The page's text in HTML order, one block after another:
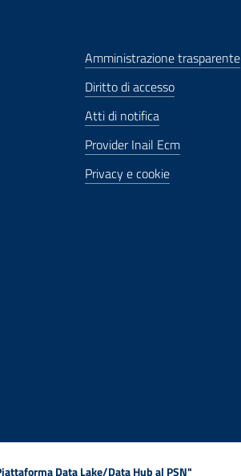
Amministrazione trasparente
Diritto di accesso
Atti di notifica
Provider Inail Ecm
Privacy e cookie
Data Lake/Data Hub al PSN"